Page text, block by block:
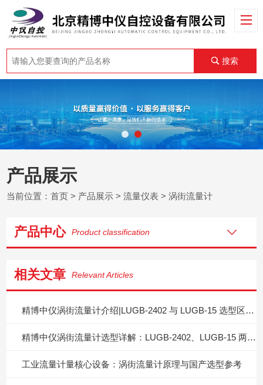
搜索
产品展示
当前位置：首页 > 产品展示 >流量仪表 >涡街流量计
产品中心 Product classification
相关文章 Relevant Articles
精博中仪涡街流量计介绍|LUGB‑2402 与 LUGB‑15 选型区分指南
精博中仪涡街流量计选型详解：LUGB‑2402、LUGB‑15 两款型号怎么按需挑选？
工业流量计量核心设备：涡街流量计原理与国产选型参考